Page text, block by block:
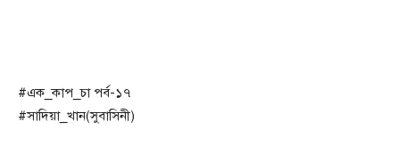
#এক_কাপ_চা পর্ব-১৭
#সাদিয়া_খান(সুবাসিনী)